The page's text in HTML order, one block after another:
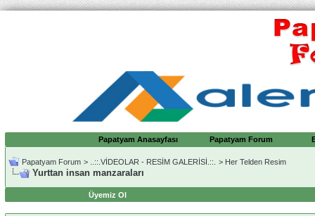
Papatyam Anasayfası Papatyam Forum
Papatyam Forum > ..::.VİDEOLAR - RESİM GALERİSİ.::. > Her Telden Resim
Yurttan insan manzaraları
Üyemiz Ol